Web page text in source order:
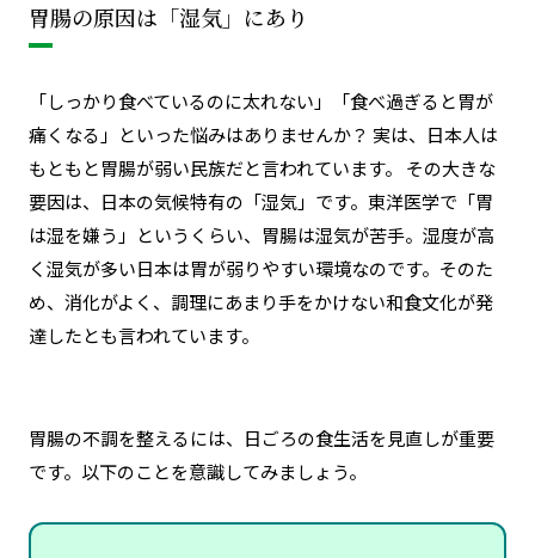
胃腸の原因は「湿気」にあり
「しっかり食べているのに太れない」「食べ過ぎると胃が
痛くなる」といった悩みはありませんか？ 実は、日本人は
もともと胃腸が弱い民族だと言われています。 その大きな
要因は、日本の気候特有の「湿気」です。東洋医学で「胃
は湿を嫌う」というくらい、胃腸は湿気が苦手。湿度が高
く湿気が多い日本は胃が弱りやすい環境なのです。そのた
め、消化がよく、調理にあまり手をかけない和食文化が発
達したとも言われています。
胃腸の不調を整えるには、日ごろの食生活を見直しが重要
です。以下のことを意識してみましょう。